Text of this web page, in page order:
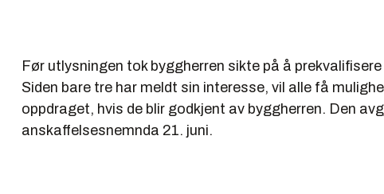
Før utlysningen tok byggherren sikte på å
Siden bare tre har meldt sin interesse, vil alle få
oppdraget, hvis de blir godkjent av byggherren. Den
anskaffelsesnemnda 21. juni.